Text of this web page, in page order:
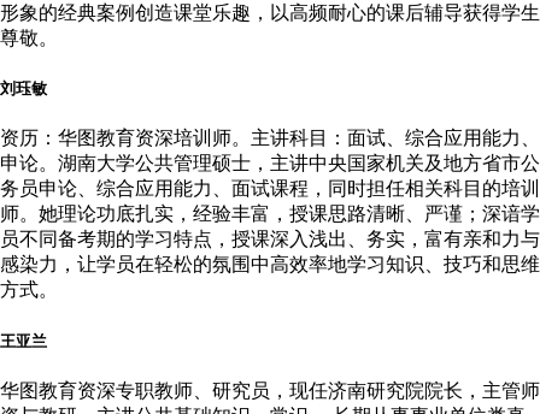
形象的经典案例创造课堂乐趣，以高频耐心的课后辅导获得学生
尊敬。
刘珏敏
资历：华图教育资深培训师。主讲科目：面试、综合应用能力、
申论。湖南大学公共管理硕士，主讲中央国家机关及地方省市公
务员申论、综合应用能力、面试课程，同时担任相关科目的培训
师。她理论功底扎实，经验丰富，授课思路清晰、严谨；深谙学
员不同备考期的学习特点，授课深入浅出、务实，富有亲和力与
感染力，让学员在轻松的氛围中高效率地学习知识、技巧和思维
方式。
王亚兰
华图教育资深专职教师、研究员，现任济南研究院院长，主管师